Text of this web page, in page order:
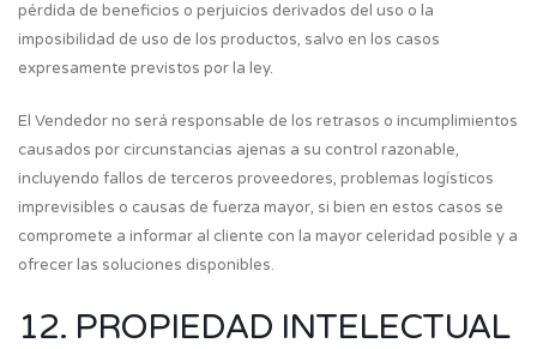
pérdida de beneficios o perjuicios derivados del uso o la
imposibilidad de uso de los productos, salvo en los casos
expresamente previstos por la ley.
El Vendedor no será responsable de los retrasos o incumplimientos
causados por circunstancias ajenas a su control razonable,
incluyendo fallos de terceros proveedores, problemas logísticos
imprevisibles o causas de fuerza mayor, si bien en estos casos se
compromete a informar al cliente con la mayor celeridad posible y a
ofrecer las soluciones disponibles.
12. PROPIEDAD INTELECTUAL